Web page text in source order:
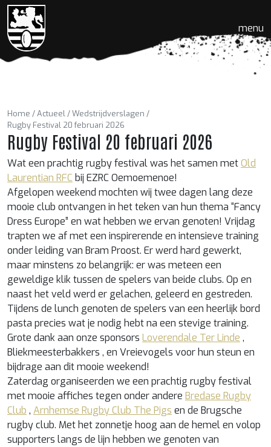
menu
Home Actueel
Wedstrijdverslagen
Rugby Festival 20 februari 2026
Rugby Festival 20 februari 2026
Wat een prachtig rugby festival was het samen metOld
Laurentian RFC bij EZRC Oemoemenoe!
Afgelopen weekend mochten wij twee dagen lang deze
mooie club ontvangen in het teken van hun thema “Fancy
Dress Europe” en wat hebben we ervan genoten! Vrijdag
trapten we af met een inspirerende en intensieve training
onder leiding van Bram Proost. Er werd hard gewerkt,
maar minstens zo belangrijk: er was meteen een
geweldige klik tussen de spelers van beide clubs. Op en
naast het veld werd er gelachen, geleerd en gestreden.
Tijdens de lunch genoten de spelers van een heerlijk bord
pasta precies wat je nodig hebt na een stevige training.
Grote dank aan onze sponsors Loverendale Ter Linde ,
Bliekmeesterbakkers , en Vreievogels voor hun steun en
bijdrage aan dit mooie weekend!
Zaterdag organiseerden we een prachtig rugby festival
met mooie affiches tegen onder andere Bredase Rugby
Club , Arnhemse Rugby Club The Pigs en de Brugsche
rugby club. Met het zonnetje hoog aan de hemel en volop
supporters langs de lijn hebben we genoten van